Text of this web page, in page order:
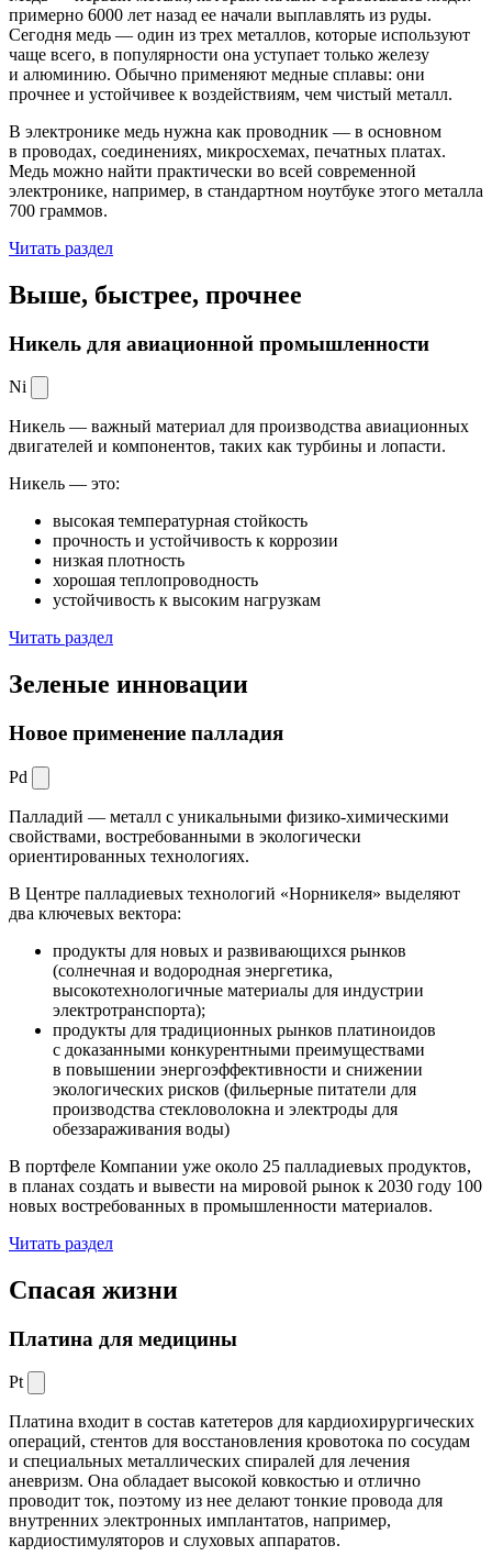
примерно 6000 лет назад ее начали выплавлять из руды.
Сегодня медь — один из трех металлов, которые используют
чаще всего, в популярности она уступает только железу
и алюминию. Обычно применяют медные сплавы: они
прочнее и устойчивее к воздействиям, чем чистый металл.
В электронике медь нужна как проводник — в основном
в проводах, соединениях, микросхемах, печатных платах.
Медь можно найти практически во всей современной
электронике, например, в стандартном ноутбуке этого металла
700 граммов.
Читать раздел
Выше, быстрее, прочнее
Никель для авиационной промышленности
Ni
Никель — важный материал для производства авиационных
двигателей и компонентов, таких как турбины и лопасти.
Никель — это:
высокая температурная стойкость
прочность и устойчивость к коррозии
низкая плотность
хорошая теплопроводность
устойчивость к высоким нагрузкам
Читать раздел
Зеленые инновации
Новое применение палладия
Pd
Палладий — металл с уникальными физико-химическими
свойствами, востребованными в экологически
ориентированных технологиях.
В Центре палладиевых технологий «Норникеля» выделяют
два ключевых вектора:
продукты для новых и развивающихся рынков
(солнечная и водородная энергетика,
высокотехнологичные материалы для индустрии
электротранспорта);
продукты для традиционных рынков платиноидов
с доказанными конкурентными преимуществами
в повышении энергоэффективности и снижении
экологических рисков (фильерные питатели для
производства стекловолокна и электроды для
обеззараживания воды)
В портфеле Компании уже около 25 палладиевых продуктов,
в планах создать и вывести на мировой рынок к 2030 году 100
новых востребованных в промышленности материалов.
Читать раздел
Спасая жизни
Платина для медицины
Pt
Платина входит в состав катетеров для кардиохирургических
операций, стентов для восстановления кровотока по сосудам
и специальных металлических спиралей для лечения
аневризм. Она обладает высокой ковкостью и отлично
проводит ток, поэтому из нее делают тонкие провода для
внутренних электронных имплантатов, например,
кардиостимуляторов и слуховых аппаратов.